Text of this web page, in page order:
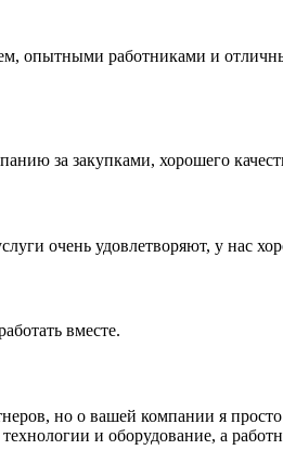
опытными работниками и
за закупками, хорошего
очень удовлетворяют, у нас
вместе.
но о вашей компании я
и оборудование, а